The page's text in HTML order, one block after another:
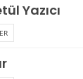
Yazıcı